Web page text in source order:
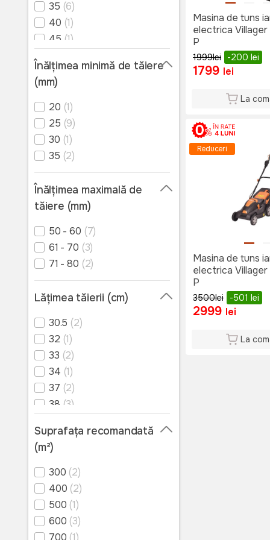
35 (6)
40 (1)
45 (1)
Înălțimea minimă de tăiere
(mm)
20 (1)
25 (9)
30 (1)
35 (2)
Înălțimea maximală de
tăiere (mm)
50 - 60 (7)
61 - 70 (3)
71 - 80 (2)
Lățimea tăierii (cm)
30.5 (2)
32 (1)
33 (2)
34 (1)
37 (2)
38 (3)
Suprafaţa recomandată
(m²)
300 (2)
400 (2)
500 (1)
600 (3)
700 (1)
Masina de tuns
electrica Villager
P
1999lei -200 lei
1799 lei
La
Reduceri
Masina de tuns
electrica Villager
P
3500lei -501 lei
2999 lei
La